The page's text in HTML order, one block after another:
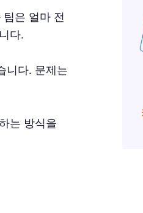
은 얼마 전
다.
니다. 문제는
는 방식을